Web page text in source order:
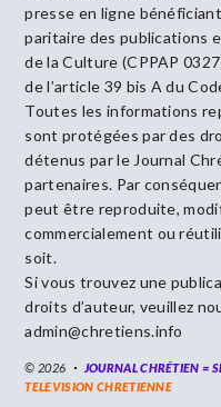
presse en ligne
paritaire des publications
de la Culture (CPPAP
de l’article 39 bis A du
Toutes les informations
sont protégées par des
détenus par le Journal
partenaires. Par
peut être reproduite,
commercialement ou
soit.
Si vous trouvez une
droits d’auteur, veuillez
admin@chretiens.info
© 2026 JOURNAL CHRÉTIEN =
TELEVISION CHRETIENNE